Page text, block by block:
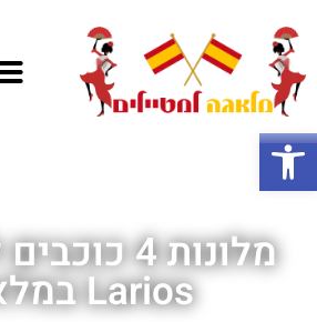
מלונות 4
Larios במלאגה
פתח סרגל נגישות